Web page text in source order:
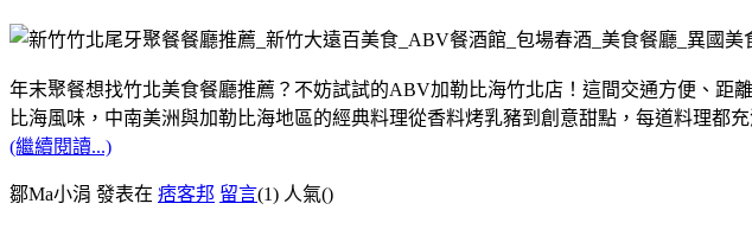
年末聚餐想找竹北美食餐廳推薦？不妨試試的ABV加勒比海竹北店！這間交通方便、
比海風味，中南美洲與加勒比海地區的經典料理從香料烤乳豬到創意甜點，每道料理都
(繼續閱讀...)
鄒Ma小涓 發表在 痞客邦 留言(1) 人氣()